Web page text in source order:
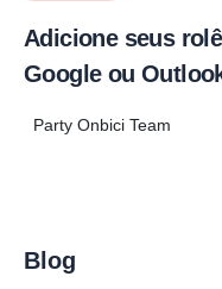
Adicione seus
Google ou
Party Onbici Team
Blog